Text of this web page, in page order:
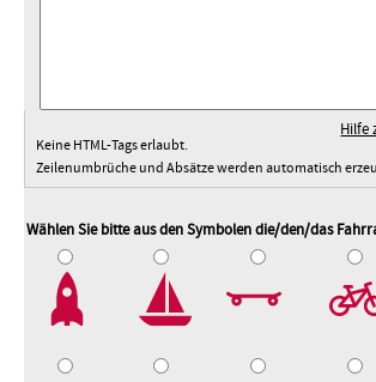
Hilfe
Keine HTML-Tags erlaubt.
Zeilenumbrüche und Absätze werden automatisch
Wählen Sie bitte aus den Symbolen die/den/das